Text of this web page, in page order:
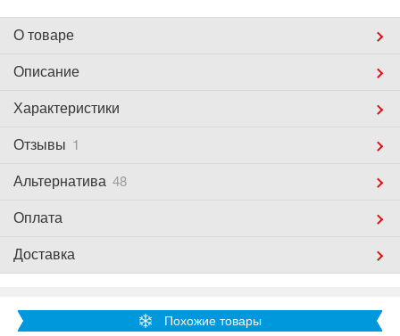
О товаре
Описание
Характеристики
Отзывы 1
Альтернатива 48
Оплата
Доставка
Похожие товары